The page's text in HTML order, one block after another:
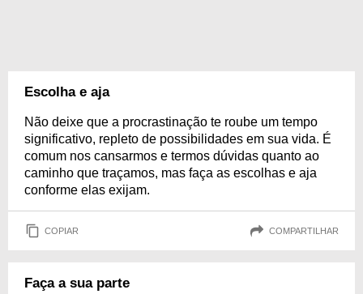
Escolha e aja
Não deixe que a procrastinação te roube um tempo
significativo, repleto de possibilidades em sua vida. É
comum nos cansarmos e termos dúvidas quanto ao
caminho que traçamos, mas faça as escolhas e aja
conforme elas exijam.
COPIAR COMPARTILHAR
Faça a sua parte